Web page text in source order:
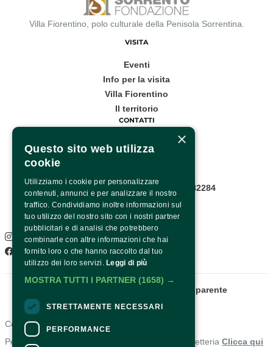
Villa Fiorentino, polo culturale della Penisola Sorrentina.
VISITA
Eventi
Info per la visita
Villa Fiorentino
Il territorio
CONTATTI
Corso Italia, 53
Infopoint WhatsApp: +39 081 8782284
Pagina contatti
SOCIAL
Instagram
Facebook
Amministrazione trasparente
Contatti
Per informazioni e supporto all'acquisto della biglietteria Clicca qui
×
Questo sito web utilizza
cookie
Utilizziamo i cookie per personalizzare
contenuti, annunci e per analizzare il nostro
traffico. Condividiamo inoltre informazioni sul
tuo utilizzo del nostro sito con i nostri partner
pubblicitari e di analisi che potrebbero
combinarle con altre informazioni che hai
fornito loro o che hanno raccolto dal tuo
utilizzo dei loro servizi. Leggi di più
MOSTRA TUTTI I PARTNER (1658) →
STRETTAMENTE NECESSARI
PERFORMANCE